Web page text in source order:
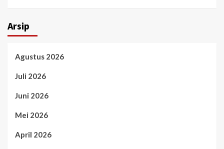
Arsip
Agustus 2026
Juli 2026
Juni 2026
Mei 2026
April 2026